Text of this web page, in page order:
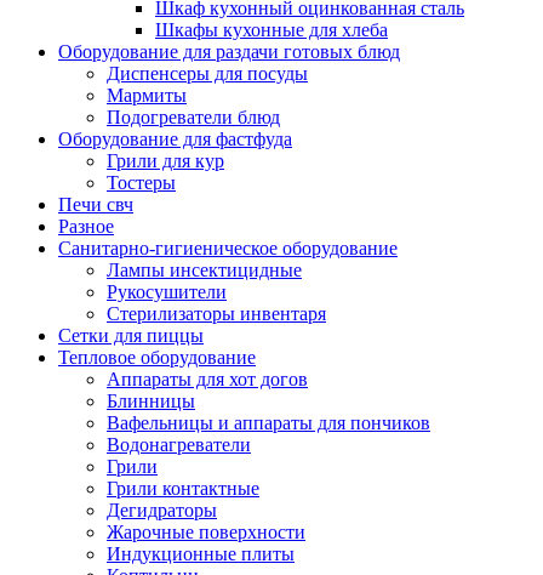
Шкаф кухонный оцинкованная сталь
Шкафы кухонные для хлеба
Оборудование для раздачи готовых блюд
Диспенсеры для посуды
Мармиты
Подогреватели блюд
Оборудование для фастфуда
Грили для кур
Тостеры
Печи свч
Разное
Санитарно-гигиеническое оборудование
Лампы инсектицидные
Рукосушители
Стерилизаторы инвентаря
Сетки для пиццы
Тепловое оборудование
Аппараты для хот догов
Блинницы
Вафельницы и аппараты для пончиков
Водонагреватели
Грили
Грили контактные
Дегидраторы
Жарочные поверхности
Индукционные плиты